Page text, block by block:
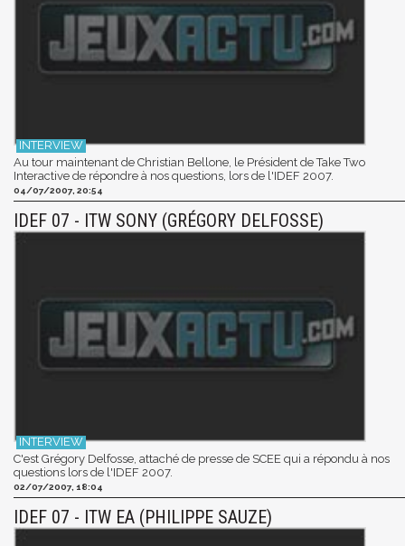
Au tour maintenant de Christian Bellone, le Président de Take Two
Interactive de répondre à nos questions, lors de l'IDEF 2007.
04/07/2007, 20:54
IDEF 07 - ITW SONY (GRÉGORY DELFOSSE)
C'est Grégory Delfosse, attaché de presse de SCEE qui a répondu à nos
questions lors de l'IDEF 2007.
02/07/2007, 18:04
IDEF 07 - ITW EA (PHILIPPE SAUZE)